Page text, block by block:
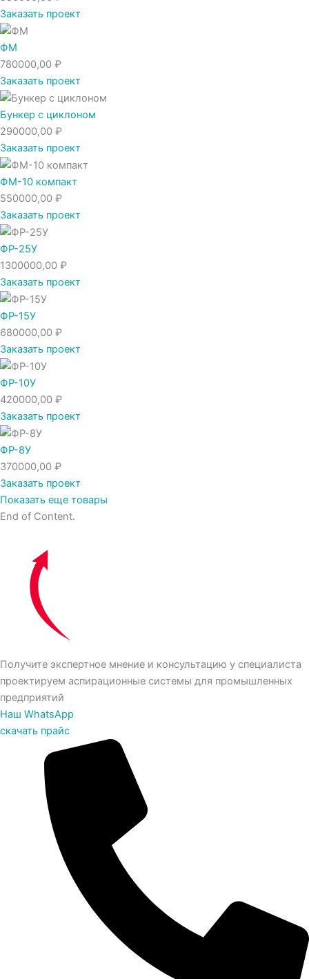
Заказать проект
ФМ
780000,00 ₽
Заказать проект
Бункер с циклоном
290000,00 ₽
Заказать проект
ФМ-10 компакт
550000,00 ₽
Заказать проект
ФР-25У
1300000,00 ₽
Заказать проект
ФР-15У
680000,00 ₽
Заказать проект
ФР-10У
420000,00 ₽
Заказать проект
ФР-8У
370000,00 ₽
Заказать проект
Показать еще товары
End of Content.
Получите экспертное мнение и консультацию у специалиста
проектируем аспирационные системы для промышленных
предприятий
Наш WhatsApp
скачать прайс